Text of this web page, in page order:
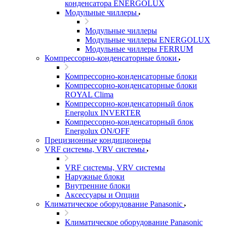
конденсатора ENERGOLUX
Модульные чиллеры
Модульные чиллеры
Модульные чиллеры ENERGOLUX
Модульные чиллеры FERRUM
Компрессорно-конденсаторные блоки
Компрессорно-конденсаторные блоки
Компрессорно-конденсаторные блоки
ROYAL Clima
Компрессорно-конденсаторный блок
Energolux INVERTER
Компрессорно-конденсаторный блок
Energolux ON/OFF
Прецизионные кондиционеры
VRF системы, VRV системы
VRF системы, VRV системы
Наружные блоки
Внутренние блоки
Аксессуары и Опции
Климатическое оборудование Panasonic
Климатическое оборудование Panasonic